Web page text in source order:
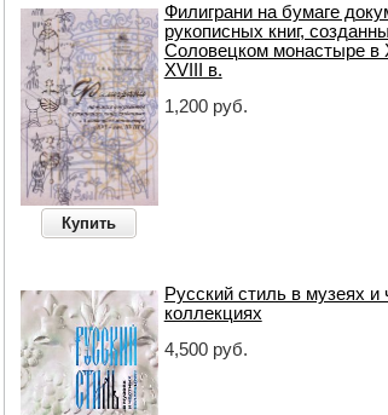
Купить
Филиграни на бумаге
рукописных книг,
Соловецком монастыре в
XVIII в.
1,200 руб.
Русский стиль в музеях и
коллекциях
4,500 руб.